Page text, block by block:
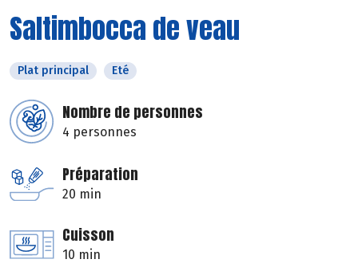
Saltimbocca de veau
Plat principal Eté
Nombre de personnes
4 personnes
Préparation
20 min
Cuisson
10 min